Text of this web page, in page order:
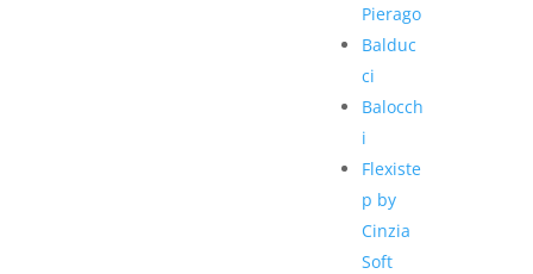
Pierago
Balduc
ci
Balocch
i
Flexiste
p by
Cinzia
Soft